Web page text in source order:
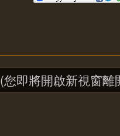
(您即將開啟新視窗離